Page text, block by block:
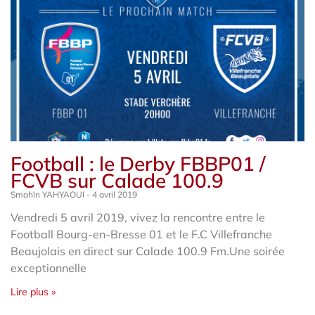
Football : le Derby FBBP01 /
FCVB sur Calade 100.9
Smahïn YAHYAOUI 4 avril 2019
Vendredi 5 avril 2019, vivez la rencontre entre le
Football Bourg-en-Bresse 01 et le F.C Villefranche
Beaujolais en direct sur Calade 100.9 Fm.Une soirée
exceptionnelle
Lire plus »